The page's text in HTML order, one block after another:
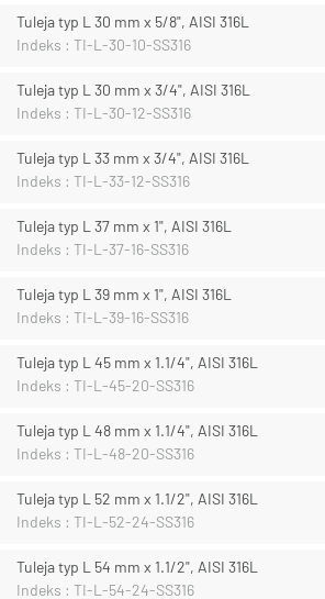
Tuleja typ L 30 mm x 5/8", AISI 316L
Indeks : TI-L-30-10-SS316
Tuleja typ L 30 mm x 3/4", AISI 316L
Indeks : TI-L-30-12-SS316
Tuleja typ L 33 mm x 3/4", AISI 316L
Indeks : TI-L-33-12-SS316
Tuleja typ L 37 mm x 1", AISI 316L
Indeks : TI-L-37-16-SS316
Tuleja typ L 39 mm x 1", AISI 316L
Indeks : TI-L-39-16-SS316
Tuleja typ L 45 mm x 1.1/4", AISI 316L
Indeks : TI-L-45-20-SS316
Tuleja typ L 48 mm x 1.1/4", AISI 316L
Indeks : TI-L-48-20-SS316
Tuleja typ L 52 mm x 1.1/2", AISI 316L
Indeks : TI-L-52-24-SS316
Tuleja typ L 54 mm x 1.1/2", AISI 316L
Indeks : TI-L-54-24-SS316